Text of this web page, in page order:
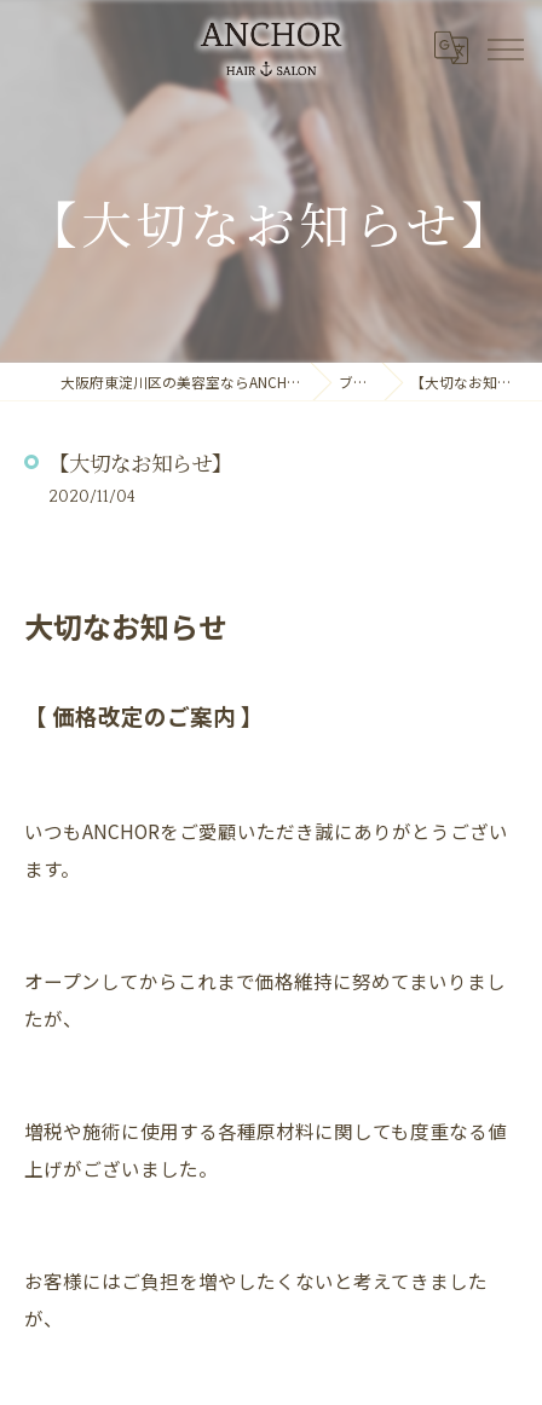
【大切なお知らせ】
大阪府東淀川区の美容室ならANCHOR laule'a ブログ 【大切なお知らせ】
【大切なお知らせ】
2020/11/04
大切なお知らせ
【 価格改定のご案内 】
いつもANCHORをご愛顧いただき誠にありがとうござい
ます。
オープンしてからこれまで価格維持に努めてまいりまし
たが、
増税や施術に使用する各種原材料に関しても度重なる値
上げがございました。
お客様にはご負担を増やしたくないと考えてきました
が、